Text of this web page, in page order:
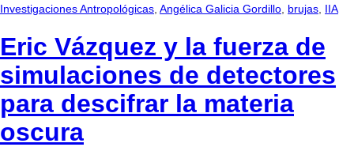
Investigaciones Antropológicas Angélica Galicia Gordillo brujas IIA
Eric Vázquez y la fuerza de
simulaciones de detectores
para descifrar la materia
oscura